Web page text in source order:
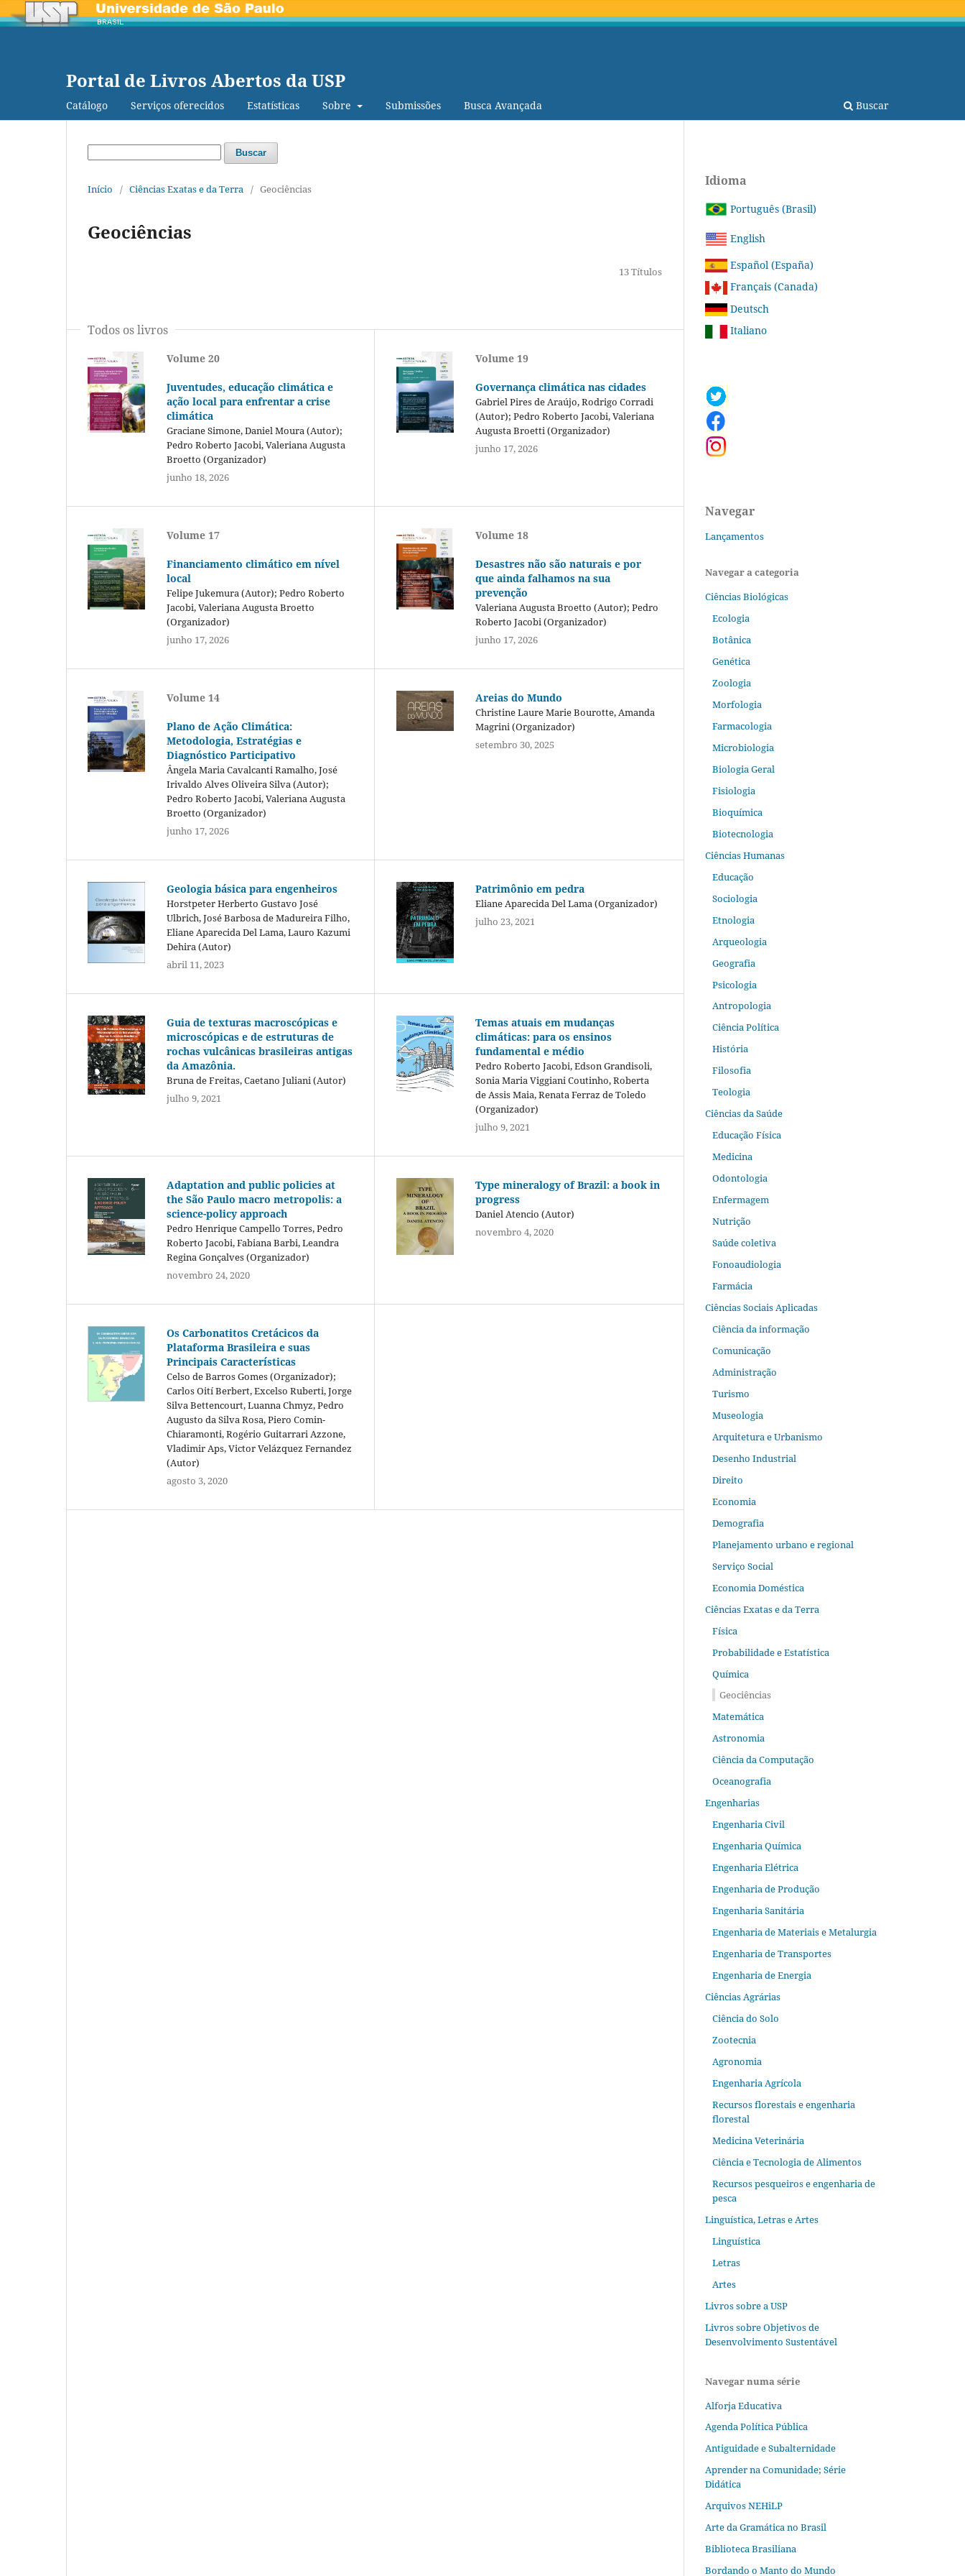
Portal de Livros Abertos da USP
Catálogo Serviços oferecidos Estatísticas Sobre Submissões Busca Avançada Buscar
Buscar
Início / Ciências Exatas e da Terra / Geociências
Geociências
13 Títulos
Todos os livros
Volume 20
Juventudes, educação climática e
ação local para enfrentar a crise
climática
Graciane Simone, Daniel Moura (Autor);
Pedro Roberto Jacobi, Valeriana Augusta
Broetto (Organizador)
junho 18, 2026
Volume 19
Governança climática nas cidades
Gabriel Pires de Araújo, Rodrigo Corradi
(Autor); Pedro Roberto Jacobi, Valeriana
Augusta Broetti (Organizador)
junho 17, 2026
Volume 17
Financiamento climático em nível
local
Felipe Jukemura (Autor); Pedro Roberto
Jacobi, Valeriana Augusta Broetto
(Organizador)
junho 17, 2026
Volume 18
Desastres não são naturais e por
que ainda falhamos na sua
prevenção
Valeriana Augusta Broetto (Autor); Pedro
Roberto Jacobi (Organizador)
junho 17, 2026
Volume 14
Plano de Ação Climática:
Metodologia, Estratégias e
Diagnóstico Participativo
Ângela Maria Cavalcanti Ramalho, José
Irivaldo Alves Oliveira Silva (Autor);
Pedro Roberto Jacobi, Valeriana Augusta
Broetto (Organizador)
junho 17, 2026
Areias do Mundo
Christine Laure Marie Bourotte, Amanda
Magrini (Organizador)
setembro 30, 2025
Geologia básica para engenheiros
Horstpeter Herberto Gustavo José
Ulbrich, José Barbosa de Madureira Filho,
Eliane Aparecida Del Lama, Lauro Kazumi
Dehira (Autor)
abril 11, 2023
Patrimônio em pedra
Eliane Aparecida Del Lama (Organizador)
julho 23, 2021
Guia de texturas macroscópicas e
microscópicas e de estruturas de
rochas vulcânicas brasileiras antigas
da Amazônia.
Bruna de Freitas, Caetano Juliani (Autor)
julho 9, 2021
Temas atuais em mudanças
climáticas: para os ensinos
fundamental e médio
Pedro Roberto Jacobi, Edson Grandisoli,
Sonia Maria Viggiani Coutinho, Roberta
de Assis Maia, Renata Ferraz de Toledo
(Organizador)
julho 9, 2021
Adaptation and public policies at
the São Paulo macro metropolis: a
science-policy approach
Pedro Henrique Campello Torres, Pedro
Roberto Jacobi, Fabiana Barbi, Leandra
Regina Gonçalves (Organizador)
novembro 24, 2020
Type mineralogy of Brazil: a book in
progress
Daniel Atencio (Autor)
novembro 4, 2020
Os Carbonatitos Cretácicos da
Plataforma Brasileira e suas
Principais Características
Celso de Barros Gomes (Organizador);
Carlos Oití Berbert, Excelso Ruberti, Jorge
Silva Bettencourt, Luanna Chmyz, Pedro
Augusto da Silva Rosa, Piero Comin-
Chiaramonti, Rogério Guitarrari Azzone,
Vladimir Aps, Victor Velázquez Fernandez
(Autor)
agosto 3, 2020
Idioma
Português (Brasil)
English
Español (España)
Français (Canada)
Deutsch
Italiano
Navegar
Lançamentos
Navegar a categoria
Ciências Biológicas
Ecologia
Botânica
Genética
Zoologia
Morfologia
Farmacologia
Microbiologia
Biologia Geral
Fisiologia
Bioquímica
Biotecnologia
Ciências Humanas
Educação
Sociologia
Etnologia
Arqueologia
Geografia
Psicologia
Antropologia
Ciência Política
História
Filosofia
Teologia
Ciências da Saúde
Educação Física
Medicina
Odontologia
Enfermagem
Nutrição
Saúde coletiva
Fonoaudiologia
Farmácia
Ciências Sociais Aplicadas
Ciência da informação
Comunicação
Administração
Turismo
Museologia
Arquitetura e Urbanismo
Desenho Industrial
Direito
Economia
Demografia
Planejamento urbano e regional
Serviço Social
Economia Doméstica
Ciências Exatas e da Terra
Física
Probabilidade e Estatística
Química
Geociências
Matemática
Astronomia
Ciência da Computação
Oceanografia
Engenharias
Engenharia Civil
Engenharia Química
Engenharia Elétrica
Engenharia de Produção
Engenharia Sanitária
Engenharia de Materiais e Metalurgia
Engenharia de Transportes
Engenharia de Energia
Ciências Agrárias
Ciência do Solo
Zootecnia
Agronomia
Engenharia Agrícola
Recursos florestais e engenharia
florestal
Medicina Veterinária
Ciência e Tecnologia de Alimentos
Recursos pesqueiros e engenharia de
pesca
Linguística, Letras e Artes
Linguística
Letras
Artes
Livros sobre a USP
Livros sobre Objetivos de
Desenvolvimento Sustentável
Navegar numa série
Alforja Educativa
Agenda Política Pública
Antiguidade e Subalternidade
Aprender na Comunidade; Série
Didática
Arquivos NEHiLP
Arte da Gramática no Brasil
Biblioteca Brasiliana
Bordando o Manto do Mundo